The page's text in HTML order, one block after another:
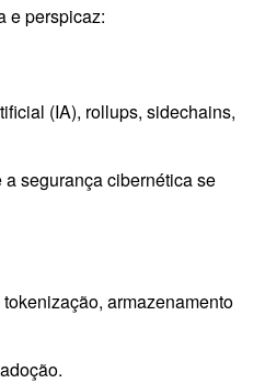
e perspicaz:
(IA), rollups, sidechains,
segurança cibernética se
armazenamento